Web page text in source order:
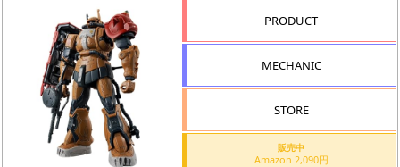
PRODUCT
MECHANIC
STORE
販売中
Amazon 2,090円